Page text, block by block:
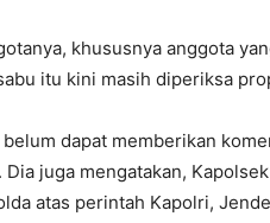
khususnya anggota
itu kini masih diperiksa
dapat memberikan
Dia juga mengatakan,
atas perintah Kapolri,